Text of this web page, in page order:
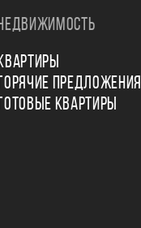
ПРЕДЛОЖЕНИЯ
КВАРТИРЫ